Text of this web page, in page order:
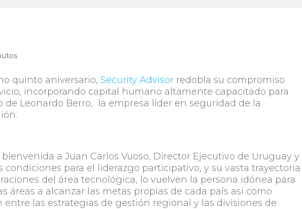
quinto aniversario, Security Advisor redobla su compromiso
incorporando capital humano altamente capacitado para
de Leonardo Berro, la empresa líder en seguridad de la
a Juan Carlos Vuoso, Director Ejecutivo de Uruguay y
condiciones para el liderazgo participativo, y su vasta trayectoria
del área tecnológica, lo vuelven la persona idónea para
áreas a alcanzar las metas propias de cada país así como
las estrategias de gestión regional y las divisiones de